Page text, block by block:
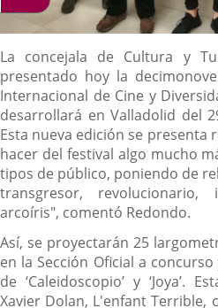
Descripción
La concejala de Cultura y
presentado hoy la
Internacional de Cine y
desarrollará en Valladolid del
Esta nueva edición se presenta
hacer del festival algo mucho
tipos de público, poniendo de
transgresor,
arcoíris", comentó Redondo.
Así, se proyectarán 25
en la Sección Oficial a
de ‘Caleidoscopio’ y ‘Joya’.
Xavier Dolan, L'enfant Terrible,